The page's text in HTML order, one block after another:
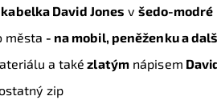
David Jones v šedo-modré
města - na mobil, peněženku a
a také zlatýmnápisem
zip